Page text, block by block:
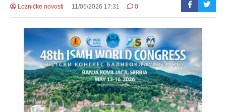
Lozničke novosti 11/05/2026 17:31 0